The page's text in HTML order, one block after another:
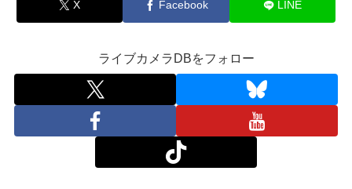
X Facebook LINE
ライブカメラDBをフォロー